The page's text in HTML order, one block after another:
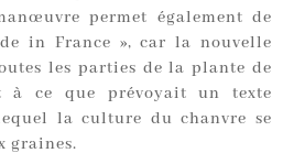
permet également de
in France », car la nouvelle
les parties de la plante de
à ce que prévoyait un texte
la culture du chanvre se
graines.